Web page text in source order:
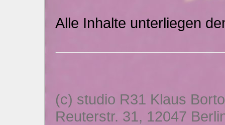
Alle Inhalte unterliegen
(c) studio R31 Klaus
Reuterstr. 31, 12047